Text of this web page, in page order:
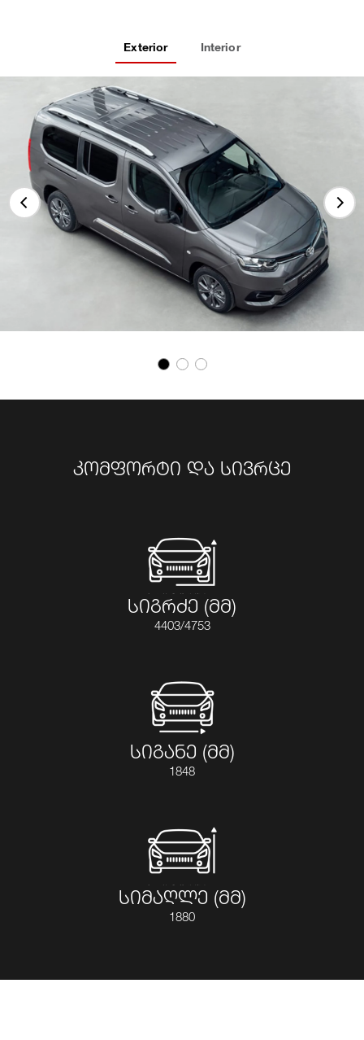
Exterior Interior
კომფორტი და სივრცე
სიგრძე (მმ)
4403/4753
სიგანე (მმ)
1848
სიმაღლე (მმ)
1880